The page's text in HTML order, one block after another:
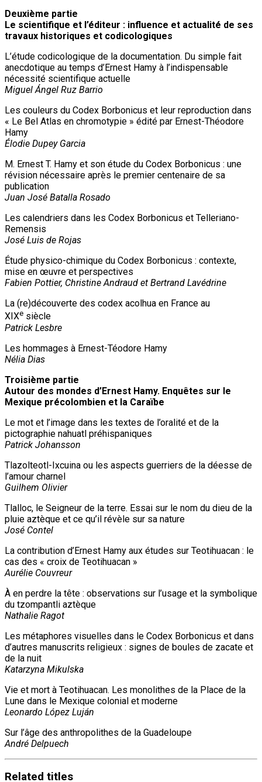
Deuxième partie
Le scientifique et l’éditeur : influence et actualité de ses
travaux historiques et codicologiques
L’étude codicologique de la documentation. Du simple fait
anecdotique au temps d’Ernest Hamy à l’indispensable
nécessité scientifique actuelle
Miguel Ángel Ruz Barrio
Les couleurs du Codex Borbonicus et leur reproduction dans
« Le Bel Atlas en chromotypie » édité par Ernest-Théodore
Hamy
Élodie Dupey Garcia
M. Ernest T. Hamy et son étude du Codex Borbonicus : une
révision nécessaire après le premier centenaire de sa
publication
Juan José Batalla Rosado
Les calendriers dans les Codex Borbonicus et Telleriano-
Remensis
José Luis de Rojas
Étude physico-chimique du Codex Borbonicus : contexte,
mise en œuvre et perspectives
Fabien Pottier, Christine Andraud et Bertrand Lavédrine
La (re)découverte des codex acolhua en France au
XIXe siècle
Patrick Lesbre
Les hommages à Ernest-Téodore Hamy
Nélia Dias
Troisième partie
Autour des mondes d’Ernest Hamy. Enquêtes sur le
Mexique précolombien et la Caraïbe
Le mot et l’image dans les textes de l’oralité et de la
pictographie nahuatl préhispaniques
Patrick Johansson
Tlazolteotl-Ixcuina ou les aspects guerriers de la déesse de
l’amour charnel
Guilhem Olivier
Tlalloc, le Seigneur de la terre. Essai sur le nom du dieu de la
pluie aztèque et ce qu’il révèle sur sa nature
José Contel
La contribution d’Ernest Hamy aux études sur Teotihuacan : le
cas des « croix de Teotihuacan »
Aurélie Couvreur
À en perdre la tête : observations sur l’usage et la symbolique
du tzompantli aztèque
Nathalie Ragot
Les métaphores visuelles dans le Codex Borbonicus et dans
d’autres manuscrits religieux : signes de boules de zacate et
de la nuit
Katarzyna Mikulska
Vie et mort à Teotihuacan. Les monolithes de la Place de la
Lune dans le Mexique colonial et moderne
Leonardo López Luján
Sur l’âge des anthropolithes de la Guadeloupe
André Delpuech
Related titles